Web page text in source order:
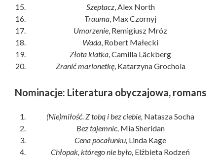
Szeptacz, Alex North
Trauma , Max Czornyj
Umorzenie , Remigiusz Mróz
Wada , Robert Małecki
Złota klatka , Camilla Läckberg
Zranić marionetkę, Katarzyna Grochola
Nominacje: Literatura obyczajowa, romans
(Nie)miłość. Z tobą i bez ciebie, Natasza Socha
Bez tajemnic, Mia Sheridan
Cena pocałunku, Linda Kage
Chłopak, którego nie było, Elżbieta Rodzeń